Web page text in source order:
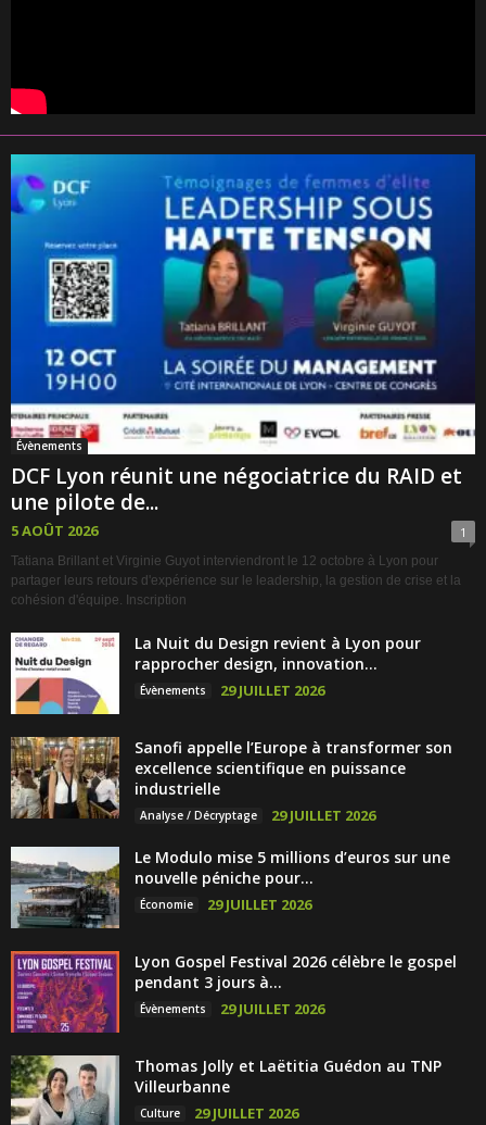
Évènements
DCF Lyon réunit une négociatrice du RAID et
une pilote de...
5 AOÛT 2026 1
Tatiana Brillant et Virginie Guyot interviendront le 12 octobre à Lyon pour
partager leurs retours d'expérience sur le leadership, la gestion de crise et la
cohésion d'équipe. Inscription
La Nuit du Design revient à Lyon pour
rapprocher design, innovation...
Évènements 29 JUILLET 2026
Sanofi appelle l’Europe à transformer son
excellence scientifique en puissance
industrielle
Analyse / Décryptage 29 JUILLET 2026
Le Modulo mise 5 millions d’euros sur une
nouvelle péniche pour...
Économie 29 JUILLET 2026
Lyon Gospel Festival 2026 célèbre le gospel
pendant 3 jours à...
Évènements 29 JUILLET 2026
Thomas Jolly et Laëtitia Guédon au TNP
Villeurbanne
Culture 29 JUILLET 2026